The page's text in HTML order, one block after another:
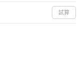
試算